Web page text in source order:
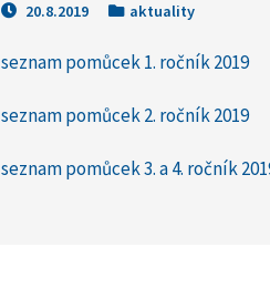
20.8.2019 aktuality
seznam pomůcek 1. ročník 2019
seznam pomůcek 2. ročník 2019
seznam pomůcek 3. a 4. ročník